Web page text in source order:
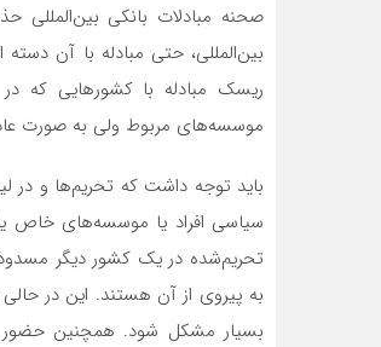
صحنه مبادلات بانکی بین‌المللی
بین‌المللی، حتی مبادله با آن
موسسه‌های مربوط ولی به صورت
سیاسی افراد یا موسسه‌های خاص
تحریم‌شده در یک کشور دیگر
بسیار مشکل شود. همچنین حضور